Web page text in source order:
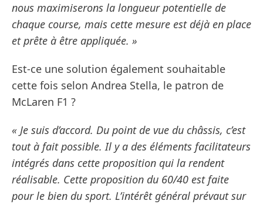
nous maximiserons la longueur potentielle de
chaque course, mais cette mesure est déjà en place
et prête à être appliquée. »
Est-ce une solution également souhaitable
cette fois selon Andrea Stella, le patron de
McLaren F1 ?
« Je suis d’accord. Du point de vue du châssis, c’est
tout à fait possible. Il y a des éléments facilitateurs
intégrés dans cette proposition qui la rendent
réalisable. Cette proposition du 60/40 est faite
pour le bien du sport. L’intérêt général prévaut sur